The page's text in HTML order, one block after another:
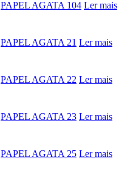
PAPEL AGATA 104 Ler mais
PAPEL AGATA 21 Ler mais
PAPEL AGATA 22 Ler mais
PAPEL AGATA 23 Ler mais
PAPEL AGATA 25 Ler mais